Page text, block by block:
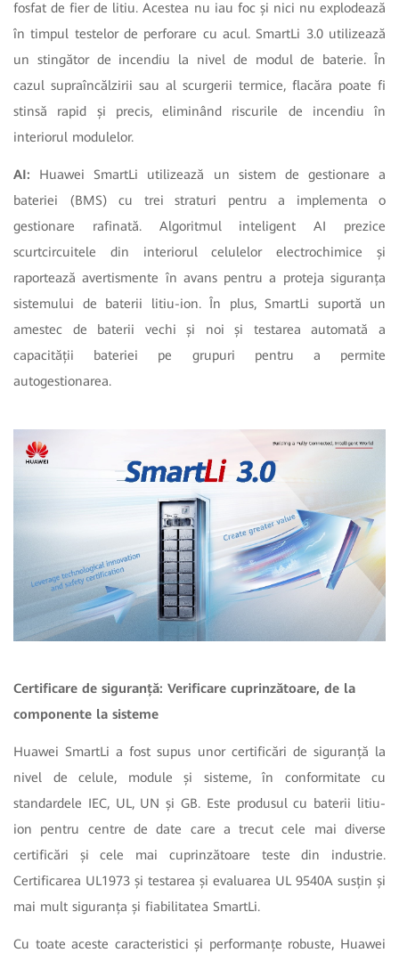
fosfat de fier de litiu. Acestea nu iau foc și nici nu explodează
în timpul testelor de perforare cu acul. SmartLi 3.0 utilizează
un stingător de incendiu la nivel de modul de baterie. În
cazul supraîncălzirii sau al scurgerii termice, flacăra poate fi
stinsă rapid și precis, eliminând riscurile de incendiu în
interiorul modulelor.
AI: Huawei SmartLi utilizează un sistem de gestionare a
bateriei (BMS) cu trei straturi pentru a implementa o
gestionare rafinată. Algoritmul inteligent AI prezice
scurtcircuitele din interiorul celulelor electrochimice și
raportează avertismente în avans pentru a proteja siguranța
sistemului de baterii litiu-ion. În plus, SmartLi suportă un
amestec de baterii vechi și noi și testarea automată a
capacității bateriei pe grupuri pentru a permite
autogestionarea.
Certificare de siguranță: Verificare cuprinzătoare, de la
componente la sisteme
Huawei SmartLi a fost supus unor certificări de siguranță la
nivel de celule, module și sisteme, în conformitate cu
standardele IEC, UL, UN și GB. Este produsul cu baterii litiu-
ion pentru centre de date care a trecut cele mai diverse
certificări și cele mai cuprinzătoare teste din industrie.
Certificarea UL1973 și testarea și evaluarea UL 9540A susțin și
mai mult siguranța și fiabilitatea SmartLi.
Cu toate aceste caracteristici și performanțe robuste, Huawei